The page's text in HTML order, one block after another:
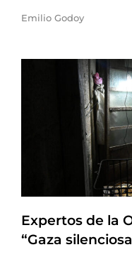
Emilio Godoy
Expertos de la
“Gaza